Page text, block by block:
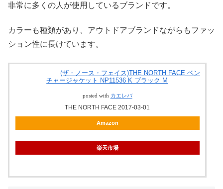
非常に多くの人が使用しているブランドです。
カラーも種類があり、アウトドアブランドながらもファッ
ション性に長けています。
(ザ・ノース・フェイス)THE NORTH FACE ベン
チャージャケット NP11536 K ブラック M
posted with カエレバ
THE NORTH FACE 2017-03-01
Amazon
楽天市場